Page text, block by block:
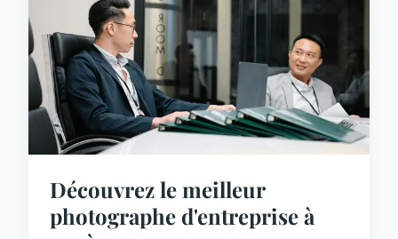
Découvrez le meilleur
photographe d'entreprise à